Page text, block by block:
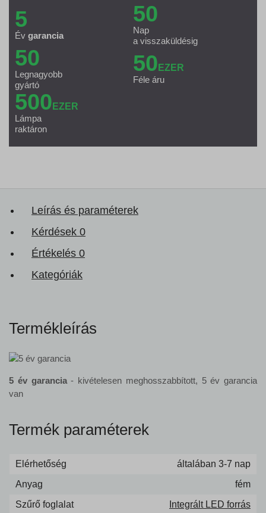
5
Év garancia
50
Nap
a visszaküldésig
50
Legnagyobb
gyártó
50 EZER
Féle áru
500 EZER
Lámpa
raktáron
Leírás és paraméterek
Kérdések 0
Értékelés 0
Kategóriák
Termékleírás
5 év garancia- kivételesen meghosszabbított, 5 év garancia
van
Termék paraméterek
Elérhetőség
általában 3-7 nap
Anyag
fém
Szűrő foglalat
Integrált LED forrás